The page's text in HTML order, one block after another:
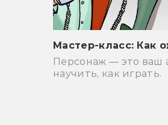
Мастер-класс: Как
Персонаж — это ваш
научить, как играть.